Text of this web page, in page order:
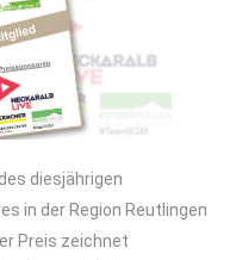
diesjährigen
in der Region Reutlingen
Preis zeichnet